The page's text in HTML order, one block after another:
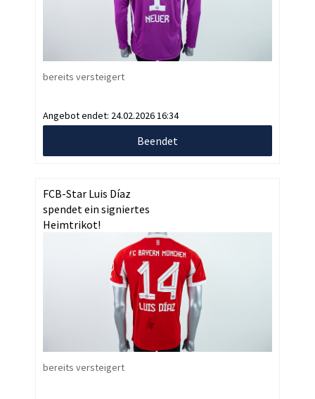
bereits versteigert
Angebot endet: 24.02.2026 16:34
Beendet
FCB-Star Luis Díaz
spendet ein signiertes
Heimtrikot!
bereits versteigert